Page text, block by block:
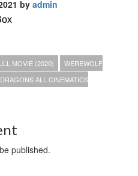
by admin
MOVIE (2020)
WEREWOLF
ALL CINEMATICS
published.